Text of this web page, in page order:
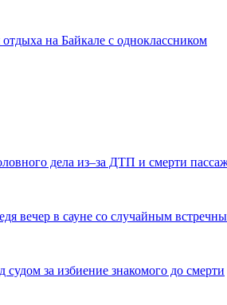
на Байкале с одноклассником
дела из–за ДТП и смерти
вечер в сауне со случайным
судом за избиение знакомого до смерти